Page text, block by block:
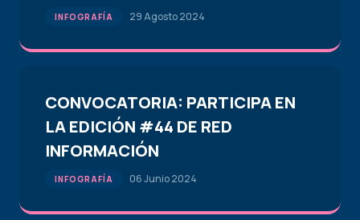
INFOGRAFÍA 29 Agosto 2024
CONVOCATORIA: PARTICIPA EN
LA EDICIÓN #44 DE RED
INFORMACIÓN
INFOGRAFÍA 06 Junio 2024